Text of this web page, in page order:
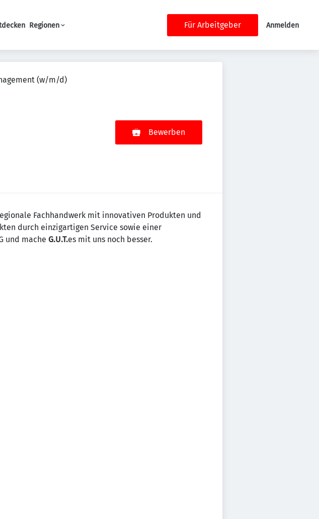
Regionen Für Arbeitgeber Anmelden
(w/m/d)
Bewerben
Fachhandwerk mit innovativen Produkten und
durch einzigartigen Service sowie einer
und mache G.U.T.es mit uns noch besser.